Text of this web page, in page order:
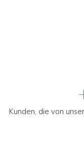
Kunden, die von